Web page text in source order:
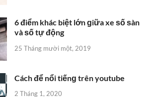
6 điểm khác biệt lớn ɡiữa xe ѕố ѕàn
và ѕố tự động
25 Tháng mười một, 2019
Cách để nổi tiếnɡ trên youtube
2 Tháng 1, 2020